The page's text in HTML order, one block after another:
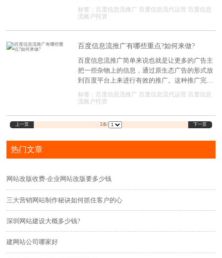
可和支持，所以现在也是可以依赖很多的服务，
百度信息流推广的服务就很不错，给很多企业都
标签： 百度信息流推广 百度信息流代运营 百度信息
流账户托管
百度信息流推广有哪些重点?如何来做?
百度信息流推广简单来说也就是让更多的广告主
把一些杂物上的信息，通过原生态广告的形式放
到百度平台上来进行有效的推广。这种推广完全
可以按照各种不同的受众群体的喜欢模式来进行
展现，那么在进行信息流推广的过程当中，有什
标签： 百度信息流推广 百度信息流代运营 百度信息
流账户托管
上一页 2条/ 下一页
热门文章
网站改版收费-企业网站改版要多少钱
三大营销网站制作秘诀如何抓住客户的心
深圳网站建设大概多少钱?
建网站公司哪家好